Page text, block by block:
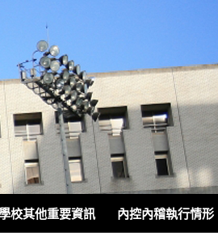
校其他重要資訊 內控內稽執行情形